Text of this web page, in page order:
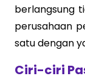
berlangsung
perusahaan
satu dengan
Ciri-ciri